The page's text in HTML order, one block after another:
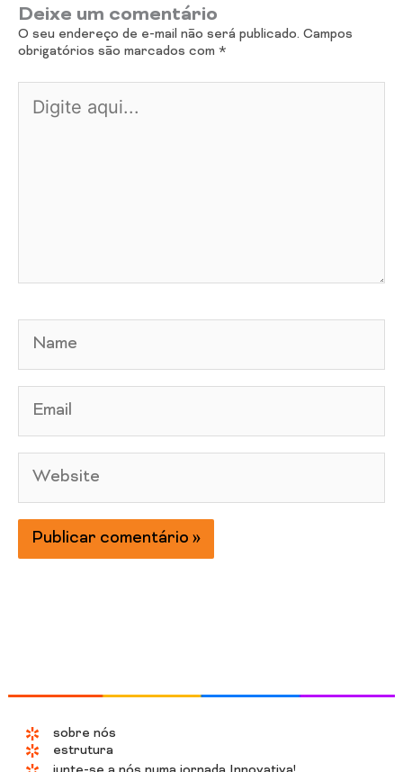
Deixe um comentário
O seu endereço de e-mail não será publicado. Campos
obrigatórios são marcados com *
aqui...
sobre nós
estrutura